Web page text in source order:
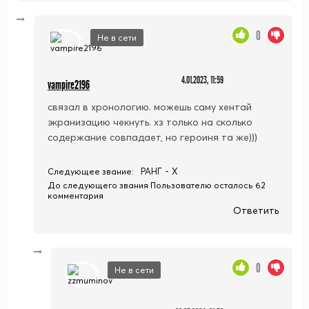
Не в сети
vampire2196 4.01.2023, 11:59
связал в хронологию. можешь саму хентай
экранизацию чекнуть. хз только на сколько
содержание совпадает, но героиня та же)))
0
Следующее звание: РАНГ - X
До следующего звания Пользователю осталось 62
комментария
Ответить
Не в сети 0